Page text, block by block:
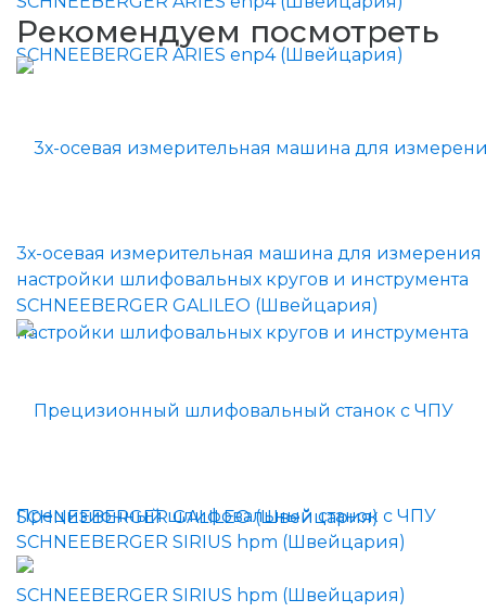
Рекомендуем посмотреть
3х-осевая измерительная машина для измерения
настройки шлифовальных кругов и инструмента
SCHNEEBERGER GALILEO (Швейцария)
Прецизионный шлифовальный станок с ЧПУ
SCHNEEBERGER SIRIUS hpm (Швейцария)